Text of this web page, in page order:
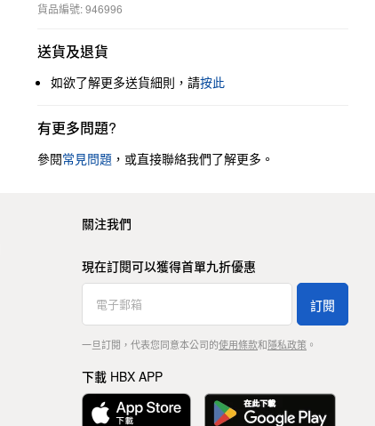
貨品編號: 946996
送貨及退貨
如欲了解更多送貨細則，請按此
有更多問題?
參閱常見問題 ，或直接聯絡我們了解更多。
關注我們
現在訂閱可以獲得首單九折優惠
訂閱
一旦訂閱，代表您同意本公司的使用條款和隱私政策。
下載 HBX APP